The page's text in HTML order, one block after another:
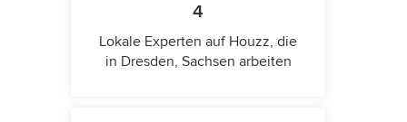
4
Lokale Experten auf Houzz, die
in Dresden, Sachsen arbeiten